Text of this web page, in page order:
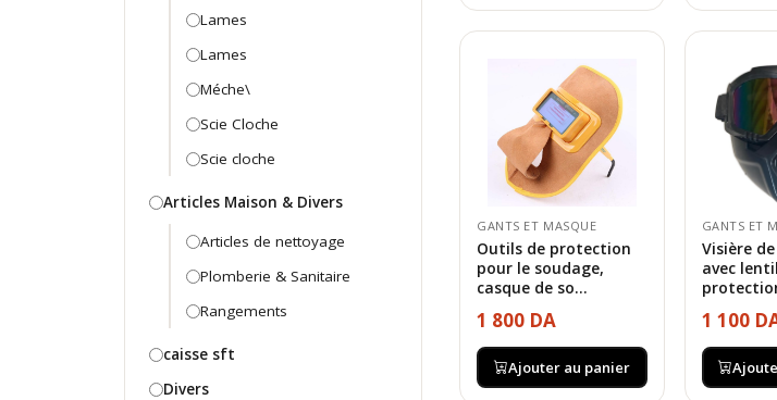
Lames
Lames
Méche\
Scie Cloche
Scie cloche
Articles Maison & Divers
Articles de nettoyage
Plomberie & Sanitaire
Rangements
caisse sft
Divers
GANTS ET MASQUE
Outils de protection
pour le soudage,
casque de so...
1 800 DA
Ajouter au panier
GANTS ET
Visière
avec
1 100